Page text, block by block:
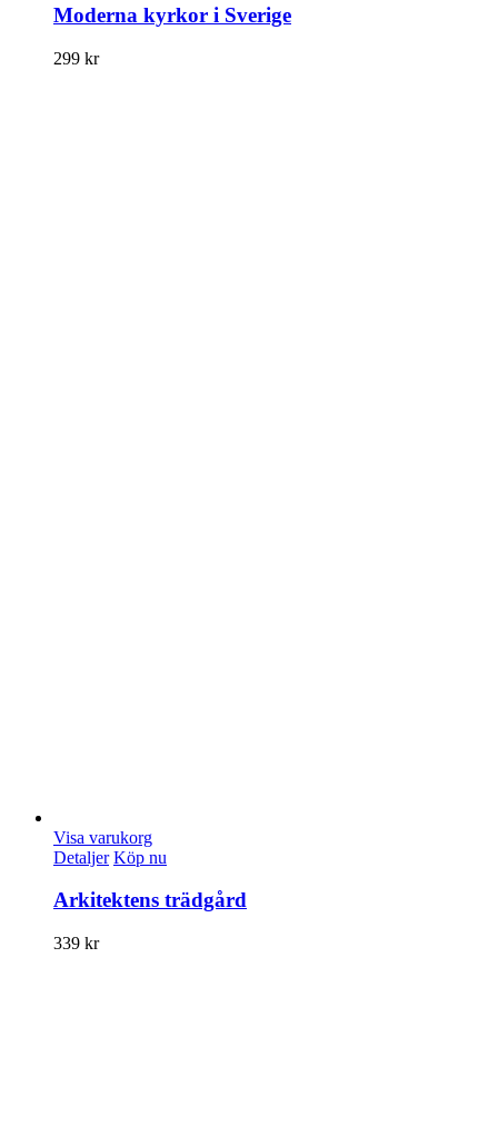
Moderna kyrkor i Sverige
299 kr
Visa varukorg
Detaljer Köp nu
Arkitektens trädgård
339 kr